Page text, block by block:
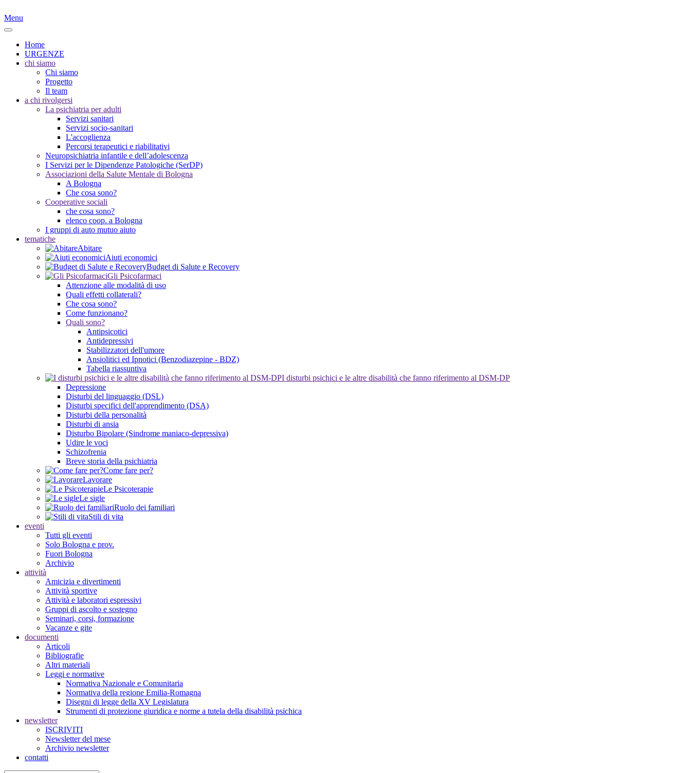
Menu
Home
URGENZE
chi siamo
Chi siamo
Progetto
Il team
a chi rivolgersi
La psichiatria per adulti
Servizi sanitari
Servizi socio-sanitari
L'accoglienza
Percorsi terapeutici e riabilitativi
Neuropsichiatria infantile e dell’adolescenza
I Servizi per le Dipendenze Patologiche (SerDP)
Associazioni della Salute Mentale di Bologna
A Bologna
Che cosa sono?
Cooperative sociali
che cosa sono?
elenco coop. a Bologna
I gruppi di auto mutuo aiuto
tematiche
Abitare
Aiuti economici
Budget di Salute e Recovery
Gli Psicofarmaci
Attenzione alle modalità di uso
Quali effetti collaterali?
Che cosa sono?
Come funzionano?
Quali sono?
Antipsicotici
Antidepressivi
Stabilizzatori dell'umore
Ansiolitici ed Ipnotici (Benzodiazepine - BDZ)
Tabella riassuntiva
I disturbi psichici e le altre disabilità che fanno riferimento al DSM-DP
Depressione
Disturbi del linguaggio (DSL)
Disturbi specifici dell'apprendimento (DSA)
Disturbi della personalità
Disturbi di ansia
Disturbo Bipolare (Sindrome maniaco-depressiva)
Udire le voci
Schizofrenia
Breve storia della psichiatria
Come fare per?
Lavorare
Le Psicoterapie
Le sigle
Ruolo dei familiari
Stili di vita
eventi
Tutti gli eventi
Solo Bologna e prov.
Fuori Bologna
Archivio
attività
Amicizia e divertimenti
Attività sportive
Attività e laboratori espressivi
Gruppi di ascolto e sostegno
Seminari, corsi, formazione
Vacanze e gite
documenti
Articoli
Bibliografie
Altri materiali
Leggi e normative
Normativa Nazionale e Comunitaria
Normativa della regione Emilia-Romagna
Disegni di legge della XV Legislatura
Strumenti di protezione giuridica e norme a tutela della disabilità psichica
newsletter
ISCRIVITI
Newsletter del mese
Archivio newsletter
contatti